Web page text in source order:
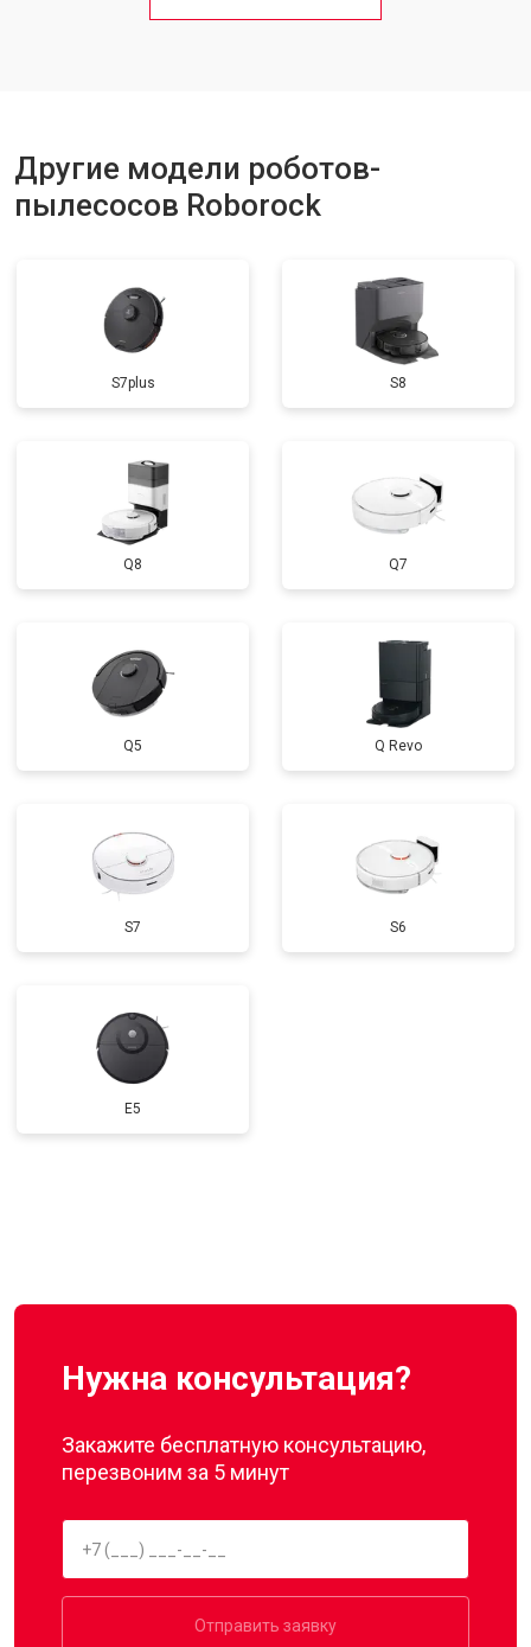
Другие модели роботов-
пылесосов Roborock
S7plus S8
Q8 Q7
Q5 Q Revo
S7 S6
E5
Нужна консультация?
Закажите бесплатную консультацию,
перезвоним за 5 минут
Отправить заявку